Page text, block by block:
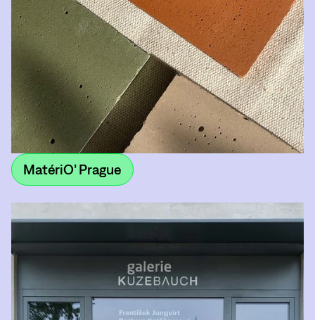
MatériO’ Prague